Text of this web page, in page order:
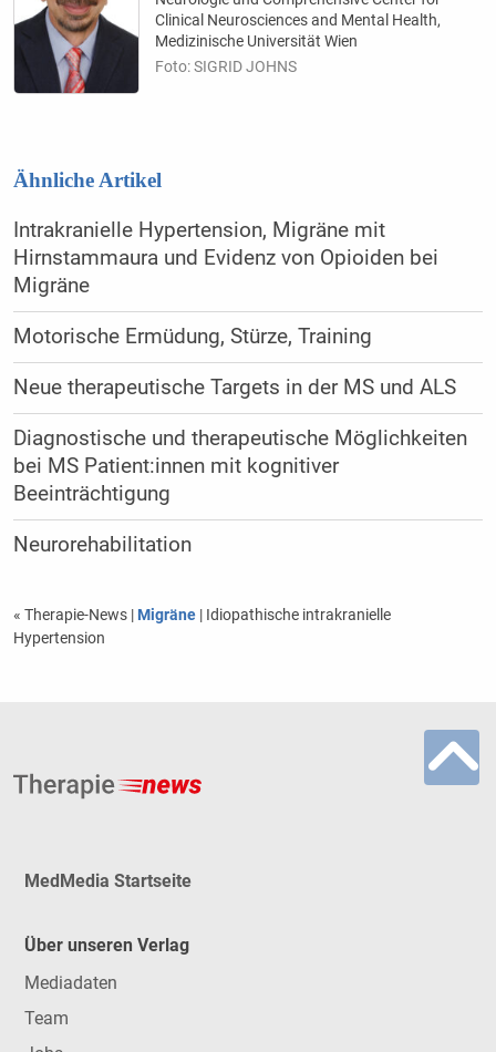
Clinical Neurosciences and Mental Health,
Medizinische Universität Wien
Foto: SIGRID JOHNS
Ähnliche Artikel
Intrakranielle Hypertension, Migräne mit
Hirnstammaura und Evidenz von Opioiden bei
Migräne
Motorische Ermüdung, Stürze, Training
Neue therapeutische Targets in der MS und ALS
Diagnostische und therapeutische Möglichkeiten
bei MS Patient:innen mit kognitiver
Beeinträchtigung
Neurorehabilitation
« Therapie-News | Migräne| Idiopathische intrakranielle
Hypertension
MedMedia Startseite
Über unseren Verlag
Mediadaten
Team